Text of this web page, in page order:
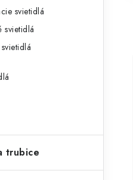
svietidlá
svietidlá
trubice